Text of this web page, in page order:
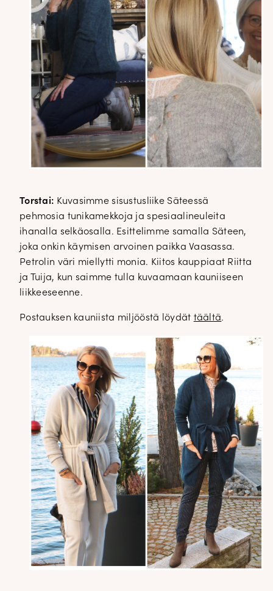
Torstai: Kuvasimme sisustusliike Säteessä
pehmosia tunikamekkoja ja spesiaalineuleita
ihanalla selkäosalla. Esittelimme samalla Säteen,
joka onkin käymisen arvoinen paikka Vaasassa.
Petrolin väri miellytti monia. Kiitos kauppiaat Riitta
ja Tuija, kun saimme tulla kuvaamaan kauniiseen
liikkeeseenne.
Postauksen kauniista miljööstä löydät täältä.